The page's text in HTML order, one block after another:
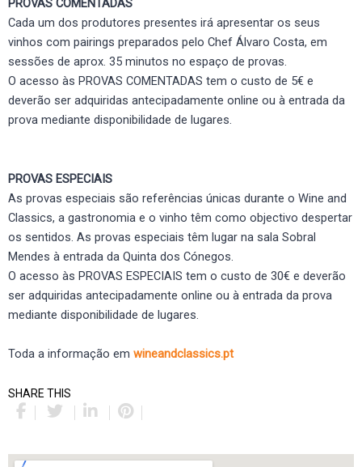
Cada um dos produtores presentes irá apresentar os seus
vinhos com pairings preparados pelo Chef Álvaro Costa, em
sessões de aprox. 35 minutos no espaço de provas.
O acesso às PROVAS COMENTADAS tem o custo de 5€ e
deverão ser adquiridas antecipadamente online ou à entrada da
prova mediante disponibilidade de lugares.
PROVAS ESPECIAIS
As provas especiais são referências únicas durante o Wine and
Classics, a gastronomia e o vinho têm como objectivo despertar
os sentidos. As provas especiais têm lugar na sala Sobral
Mendes à entrada da Quinta dos Cónegos.
O acesso às PROVAS ESPECIAIS tem o custo de 30€ e deverão
ser adquiridas antecipadamente online ou à entrada da prova
mediante disponibilidade de lugares.
Toda a informação em wineandclassics.pt
SHARE THIS